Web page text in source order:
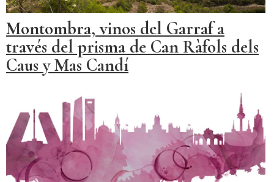
Montombra, vinos del Garraf a
través del prisma de Can Ràfols dels
Caus y Mas Candí